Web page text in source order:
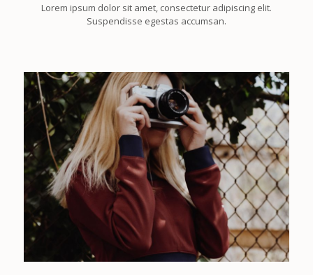
Lorem ipsum dolor sit amet, consectetur adipiscing elit.
Suspendisse egestas accumsan.